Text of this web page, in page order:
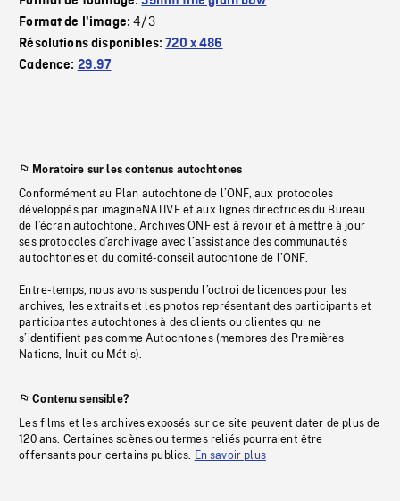
Format de l'image:4/3
Résolutions disponibles:720 x 486
Cadence: 29.97
Moratoire sur les contenus autochtones
Conformément au Plan autochtone de l’ONF, aux protocoles
développés par imagineNATIVE et aux lignes directrices du Bureau
de l’écran autochtone, Archives ONF est à revoir et à mettre à jour
ses protocoles d’archivage avec l’assistance des communautés
autochtones et du comité-conseil autochtone de l’ONF.
Entre-temps, nous avons suspendu l’octroi de licences pour les
archives, les extraits et les photos représentant des participants et
participantes autochtones à des clients ou clientes qui ne
s’identifient pas comme Autochtones (membres des Premières
Nations, Inuit ou Métis).
Contenu sensible?
Les films et les archives exposés sur ce site peuvent dater de plus de
120 ans. Certaines scènes ou termes reliés pourraient être
offensants pour certains publics. En savoir plus